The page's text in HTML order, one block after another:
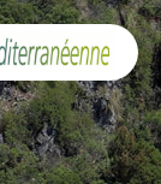
cookies